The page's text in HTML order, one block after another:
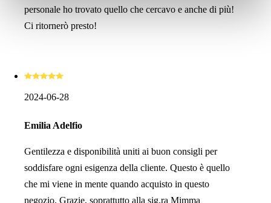
personale ho trovato quello che cercavo e anche di più!
Ci ritornerò presto!
2024-06-28
Emilia Adelfio
Gentilezza e disponibilità uniti ai buon consigli per
soddisfare ogni esigenza della cliente. Questo è quello
che mi viene in mente quando acquisto in questo
negozio. Grazie, soprattutto alla sig.ra Mimma